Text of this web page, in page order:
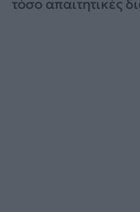
τόσο απαιτητικές